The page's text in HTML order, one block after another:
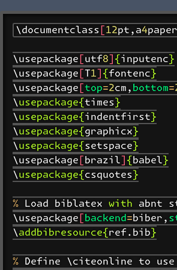
\usepackage[utf8]{inputenc}
\usepackage[T1]{fontenc}
\usepackage{times}
\usepackage{indentfirst}
\usepackage{graphicx}
\usepackage{setspace}
\usepackage[brazil]{babel}
\usepackage{csquotes}
% Load biblatex with abnt
\addbibresource{ref.bib}
% Define \citeonline to